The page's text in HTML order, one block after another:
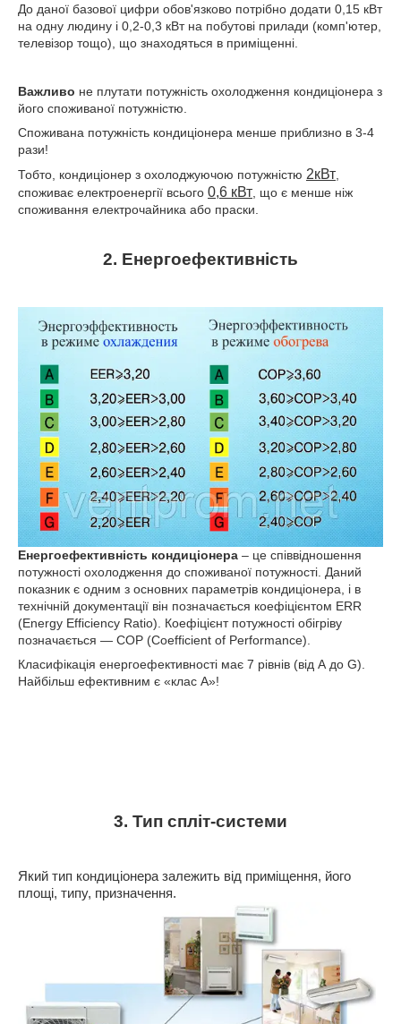
До даної базової цифри обов'язково потрібно додати 0,15 кВт
на одну людину і 0,2-0,3 кВт на побутові прилади (комп'ютер,
телевізор тощо), що знаходяться в приміщенні.
Важливо не плутати потужність охолодження кондиціонера з
його споживаної потужністю.
Споживана потужність кондиціонера менше приблизно в 3-4
рази!
Тобто, кондиціонер з охолоджуючою потужністю 2кВт
споживає електроенергії всього 0,6 кВт , що є менше ніж
споживання електрочайника або праски.
2. Енергоефективність
Енергоефективність кондиціонера – це співвідношення
потужності охолодження до споживаної потужності. Даний
показник є одним з основних параметрів кондиціонера, і в
технічній документації він позначається коефіцієнтом ERR
(Energy Efficiency Ratio). Коефіцієнт потужності обігріву
позначається ― COP (Coefficient of Performance).
Класифікація енергоефективності має 7 рівнів (від А до G).
Найбільш ефективним є «клас А»!
3. Тип спліт-системи
Який тип кондиціонера залежить від приміщення, його
площі, типу, призначення.